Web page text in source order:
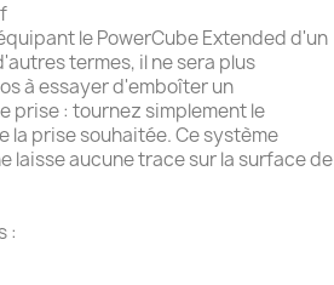
le PowerCube Extended d'un
termes, il ne sera plus
à essayer d'emboîter un
prise : tournez simplement le
la prise souhaitée. Ce système
laisse aucune trace sur la surface de
: